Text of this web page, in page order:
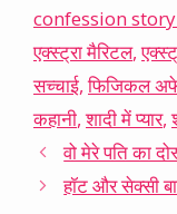
confession
एक्स्ट्रा मैरिटल,
सच्चाई,फिजिकल
कहानी,शादी में प्यार,
वो मेरे पति का
हॉट और सेक्सी